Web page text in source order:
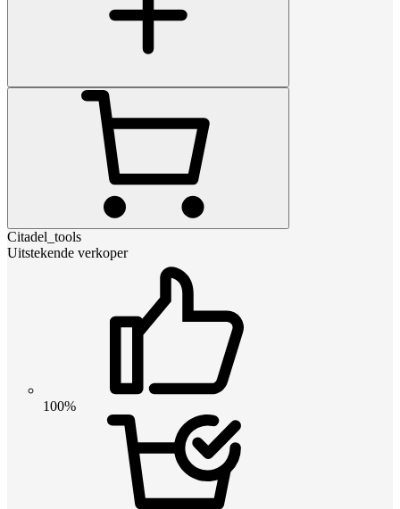
Citadel_tools
Uitstekende verkoper
100%